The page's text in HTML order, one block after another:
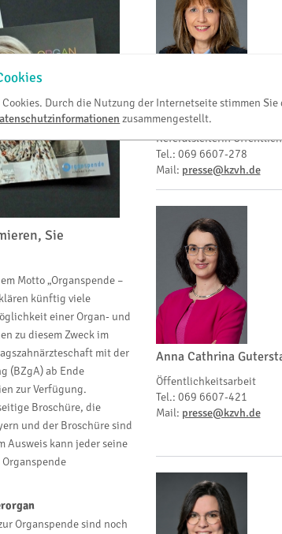
Durch die Nutzung der Internetseite stimmen Sie
zusammengestellt.
Sie
Motto „Organspende –
künftig viele
einer Organ- und
zu diesem Zweck im
mit der
(BZgA) ab Ende
zur Verfügung.
Broschüre, die
und der Broschüre sind
Ausweis kann jeder seine
Organspende sind noch
Regina Lindhoff
Referatsleiterin
Tel.: 069 6607-278
Mail: presse@kzvh.de
Anna Cathrina
Öffentlichkeitsarbeit
Tel.: 069 6607-421
Mail: presse@kzvh.de